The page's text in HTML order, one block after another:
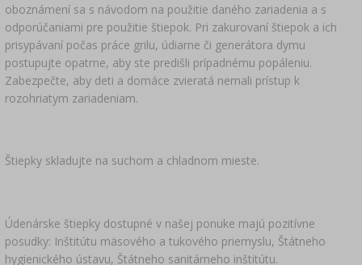
oboznámení sa s návodom na použitie daného zariadenia a s
odporúčaniami pre použitie štiepok. Pri zakurovaní štiepok a ich
prisypávaní počas práce grilu, údiarne či generátora dymu
postupujte opatrne, aby ste predišli prípadnému popáleniu.
Zabezpečte, aby deti a domáce zvieratá nemali prístup k
rozohriatym zariadeniam.
Štiepky skladujte na suchom a chladnom mieste.
Údenárske štiepky dostupné v našej ponuke majú pozitívne
posudky: Inštitútu mäsového a tukového priemyslu, Štátneho
hygienického ústavu, Štátneho sanitárneho inštitútu.